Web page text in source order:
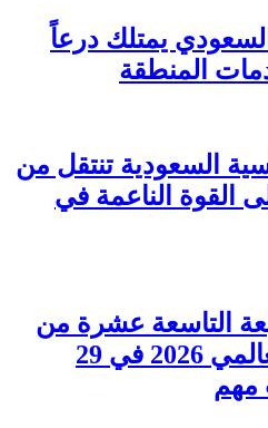
يمتلك درعاً
المنطقة
السعودية تنتقل من
القوة الناعمة في
التاسعة عشرة من
مؤشر الابتكار العالمي 2026 في 29
مهم